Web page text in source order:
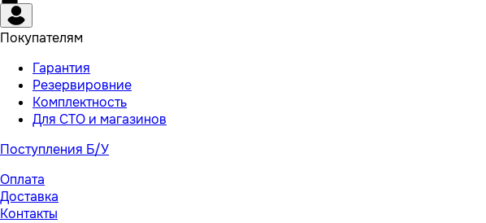
Покупателям
Гарантия
Резервировние
Комплектность
Для СТО и магазинов
Поступления Б/У
Оплата
Доставка
Контакты